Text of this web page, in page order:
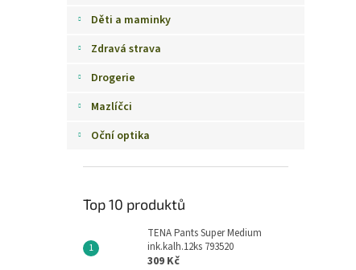
Děti a maminky
Zdravá strava
Drogerie
Mazlíčci
Oční optika
Top 10 produktů
TENA Pants Super Medium
ink.kalh.12ks 793520
309 Kč